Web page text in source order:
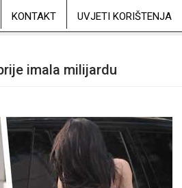
KONTAKT UVJETI KORIŠTENJA
imala milijardu